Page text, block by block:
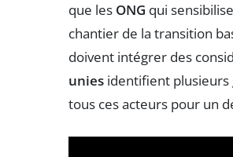
que les ONG qui
chantier de la transition
doivent intégrer des
unies identifient plusieurs
tous ces acteurs pour un